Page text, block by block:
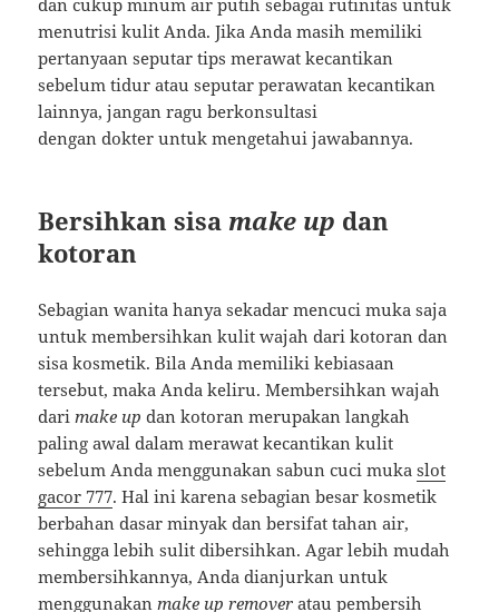
menutrisi kulit Anda. Jika Anda masih memiliki
pertanyaan seputar tips merawat kecantikan
sebelum tidur atau seputar perawatan kecantikan
lainnya, jangan ragu berkonsultasi
dengan dokter untuk mengetahui jawabannya.
Bersihkan sisa make up dan
kotoran
Sebagian wanita hanya sekadar mencuci muka saja
untuk membersihkan kulit wajah dari kotoran dan
sisa kosmetik. Bila Anda memiliki kebiasaan
tersebut, maka Anda keliru. Membersihkan wajah
dari make up dan kotoran merupakan langkah
paling awal dalam merawat kecantikan kulit
sebelum Anda menggunakan sabun cuci mukaslot
gacor 777. Hal ini karena sebagian besar kosmetik
berbahan dasar minyak dan bersifat tahan air,
sehingga lebih sulit dibersihkan. Agar lebih mudah
membersihkannya, Anda dianjurkan untuk
menggunakan make up remover atau pembersih